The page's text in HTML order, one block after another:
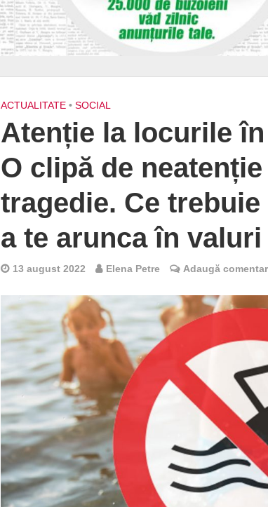
ACTUALITATE • SOCIAL
Atenție la locurile
O clipă de
tragedie. Ce
a te arunca în valuri
13 august 2022 Elena Petre Adaugă